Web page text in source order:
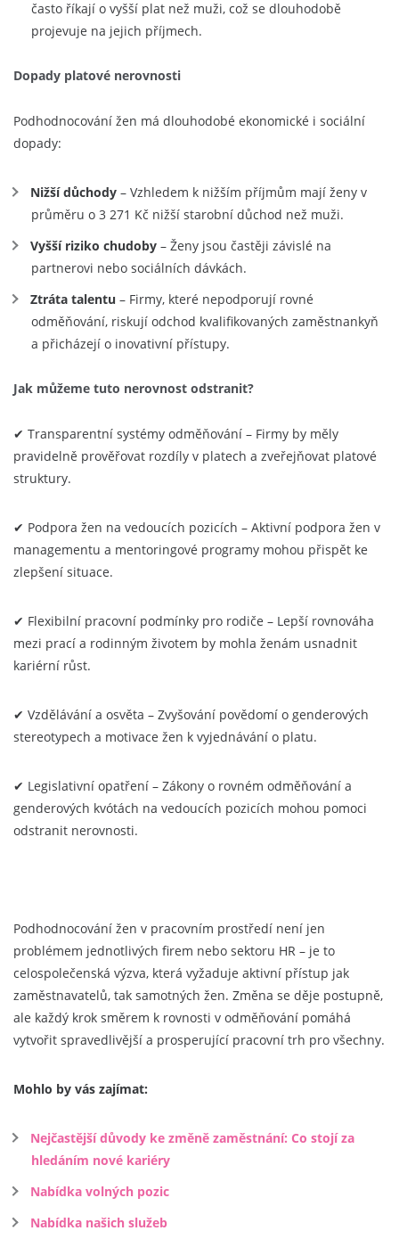
často říkají o vyšší plat než muži, což se dlouhodobě
projevuje na jejich příjmech.
Dopady platové nerovnosti
Podhodnocování žen má dlouhodobé ekonomické i sociální
dopady:
Nižší důchody – Vzhledem k nižším příjmům mají ženy v
průměru o 3 271 Kč nižší starobní důchod než muži.
Vyšší riziko chudoby – Ženy jsou častěji závislé na
partnerovi nebo sociálních dávkách.
Ztráta talentu – Firmy, které nepodporují rovné
odměňování, riskují odchod kvalifikovaných zaměstnankyň
a přicházejí o inovativní přístupy.
Jak můžeme tuto nerovnost odstranit?
✔ Transparentní systémy odměňování – Firmy by měly
pravidelně prověřovat rozdíly v platech a zveřejňovat platové
struktury.
✔ Podpora žen na vedoucích pozicích – Aktivní podpora žen v
managementu a mentoringové programy mohou přispět ke
zlepšení situace.
✔ Flexibilní pracovní podmínky pro rodiče – Lepší rovnováha
mezi prací a rodinným životem by mohla ženám usnadnit
kariérní růst.
✔ Vzdělávání a osvěta – Zvyšování povědomí o genderových
stereotypech a motivace žen k vyjednávání o platu.
✔ Legislativní opatření – Zákony o rovném odměňování a
genderových kvótách na vedoucích pozicích mohou pomoci
odstranit nerovnosti.
Podhodnocování žen v pracovním prostředí není jen
problémem jednotlivých firem nebo sektoru HR – je to
celospolečenská výzva, která vyžaduje aktivní přístup jak
zaměstnavatelů, tak samotných žen. Změna se děje postupně,
ale každý krok směrem k rovnosti v odměňování pomáhá
vytvořit spravedlivější a prosperující pracovní trh pro všechny.
Mohlo by vás zajímat:
Nejčastější důvody ke změně zaměstnání: Co stojí za
hledáním nové kariéry
Nabídka volných pozic
Nabídka našich služeb